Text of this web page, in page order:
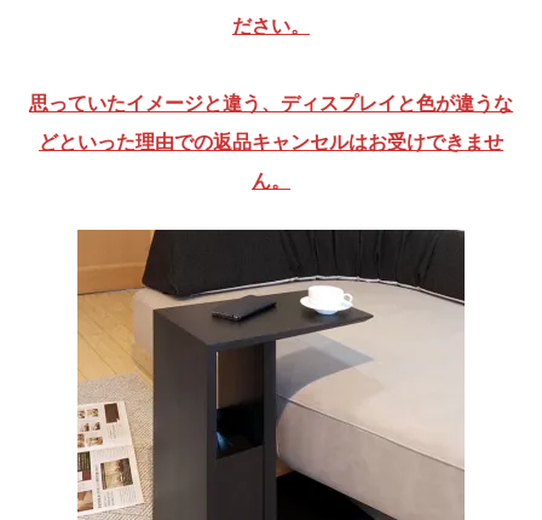
ださい。
思っていたイメージと違う、ディスプレイと色が違うな
どといった理由での返品キャンセルはお受けできませ
ん。